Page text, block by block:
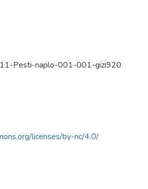
Pesti-naplo-001-001-gizi920
licenses/by-nc/4.0/